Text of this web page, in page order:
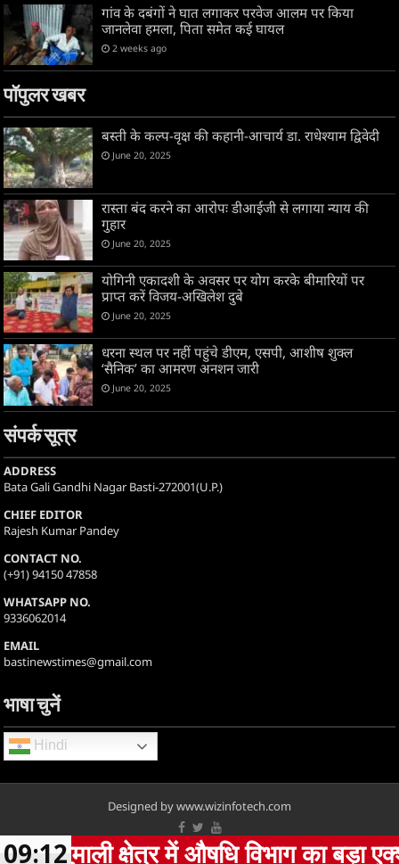
गांव के दबंगों ने घात लगाकर परवेज आलम पर किया
जानलेवा हमला, पिता समेत कई घायल
2 weeks ago
पॉपुलर खबर
बस्ती के कल्प-वृक्ष की कहानी-आचार्य डा. राधेश्याम द्विवेदी
June 20, 2025
रास्ता बंद करने का आरोपः डीआईजी से लगाया न्याय की
गुहार
June 20, 2025
योगिनी एकादशी के अवसर पर योग करके बीमारियों पर
प्राप्त करें विजय-अखिलेश दुबे
June 20, 2025
धरना स्थल पर नहीं पहुंचे डीएम, एसपी, आशीष शुक्ल
‘सैनिक’ का आमरण अनशन जारी
June 20, 2025
संपर्क सूत्र
ADDRESS
Bata Gali Gandhi Nagar Basti-272001(U.P.)
CHIEF EDITOR
Rajesh Kumar Pandey
CONTACT NO.
(+91) 94150 47858
WHATSAPP NO.
9336062014
EMAIL
bastinewstimes@gmail.com
भाषा चुनें
Hindi
Designed by www.wizinfotech.com
Copyright 2025, www.bhoopexpresslive.com all rights are reserved.
में औषधि विभाग का बड़ा एक्शन, दो
09:12